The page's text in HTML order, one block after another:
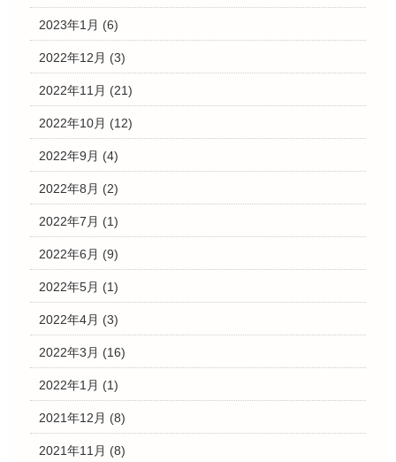
2023年1月 (6)
2022年12月 (3)
2022年11月 (21)
2022年10月 (12)
2022年9月 (4)
2022年8月 (2)
2022年7月 (1)
2022年6月 (9)
2022年5月 (1)
2022年4月 (3)
2022年3月 (16)
2022年1月 (1)
2021年12月 (8)
2021年11月 (8)